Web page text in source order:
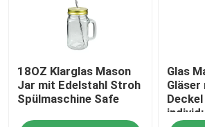
18OZ Klarglas Mason
Jar mit Edelstahl Stroh
Spülmaschine Safe
Glas